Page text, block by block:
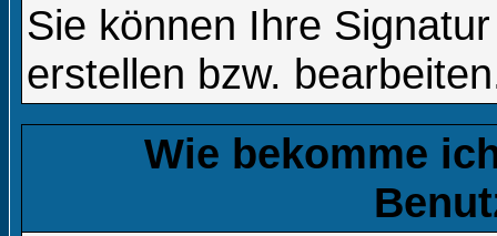
Sie können Ihre
erstellen bzw.
Wie bekomme